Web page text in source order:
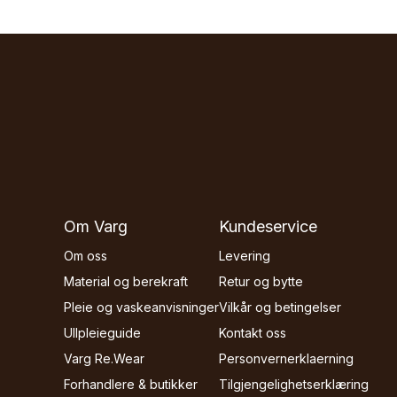
Om Varg
Om oss
Material og berekraft
Pleie og vaskeanvisninger
Ullpleieguide
Varg Re.Wear
Forhandlere & butikker
Kundeservice
Levering
Retur og bytte
Vilkår og betingelser
Kontakt oss
Personvernerklaerning
Tilgjengelighetserklæring